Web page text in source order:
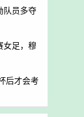
队员多夺
女足，穆
后才会考